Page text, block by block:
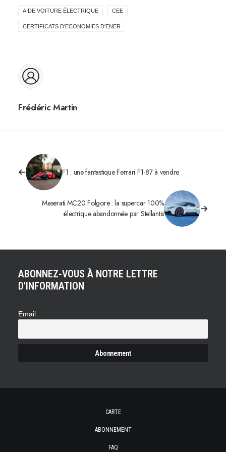
AIDE VOITURE ÉLECTRIQUE CEE
CERTIFICATS D'ECONOMIES D'ENER
Frédéric Martin
F1 : une fantastique Ferrari F1-87 à vendre
Maserati MC20 Folgore : la supercar 100%
électrique abandonnée par Stellantis
ABONNEZ-VOUS À NOTRE LETTRE
D'INFORMATION
Email
CARTE
ABONNEMENT
FAQ